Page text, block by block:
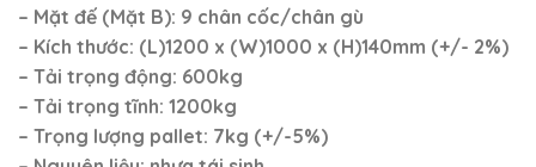
– Mặt đế (Mặt B): 9 chân cốc/chân gù
– Kích thước: (L)1200 x (W)1000 x (H)140mm (+/- 2%)
– Tải trọng động: 600kg
– Tải trọng tĩnh: 1200kg
– Trọng lượng pallet: 7kg (+/-5%)